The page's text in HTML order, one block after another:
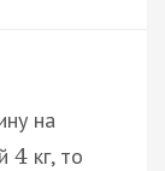
на
4 кг, то